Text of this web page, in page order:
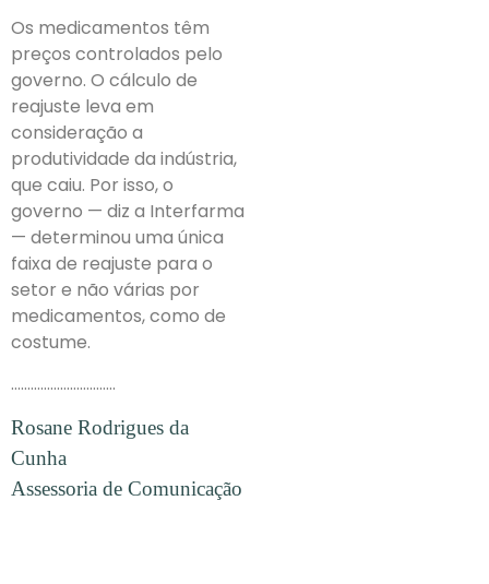
Os medicamentos têm
preços controlados pelo
governo. O cálculo de
reajuste leva em
consideração a
produtividade da indústria,
que caiu. Por isso, o
governo — diz a Interfarma
— determinou uma única
faixa de reajuste para o
setor e não várias por
medicamentos, como de
costume.
…………………………..
Rosane Rodrigues da
Cunha
Assessoria de Comunicação